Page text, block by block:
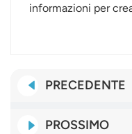
informazioni per
PRECEDENTE
PROSSIMO